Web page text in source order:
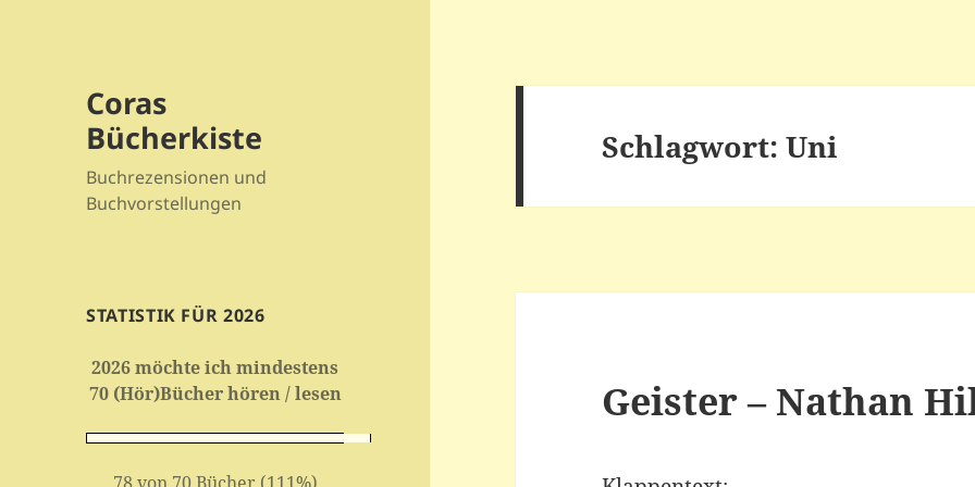
Coras
Bücherkiste
Buchrezensionen und
Buchvorstellungen
STATISTIK FÜR 2026
2026 möchte ich mindestens
70 (Hör)Bücher hören / lesen
Schlagwort:Uni
Geister – Nathan